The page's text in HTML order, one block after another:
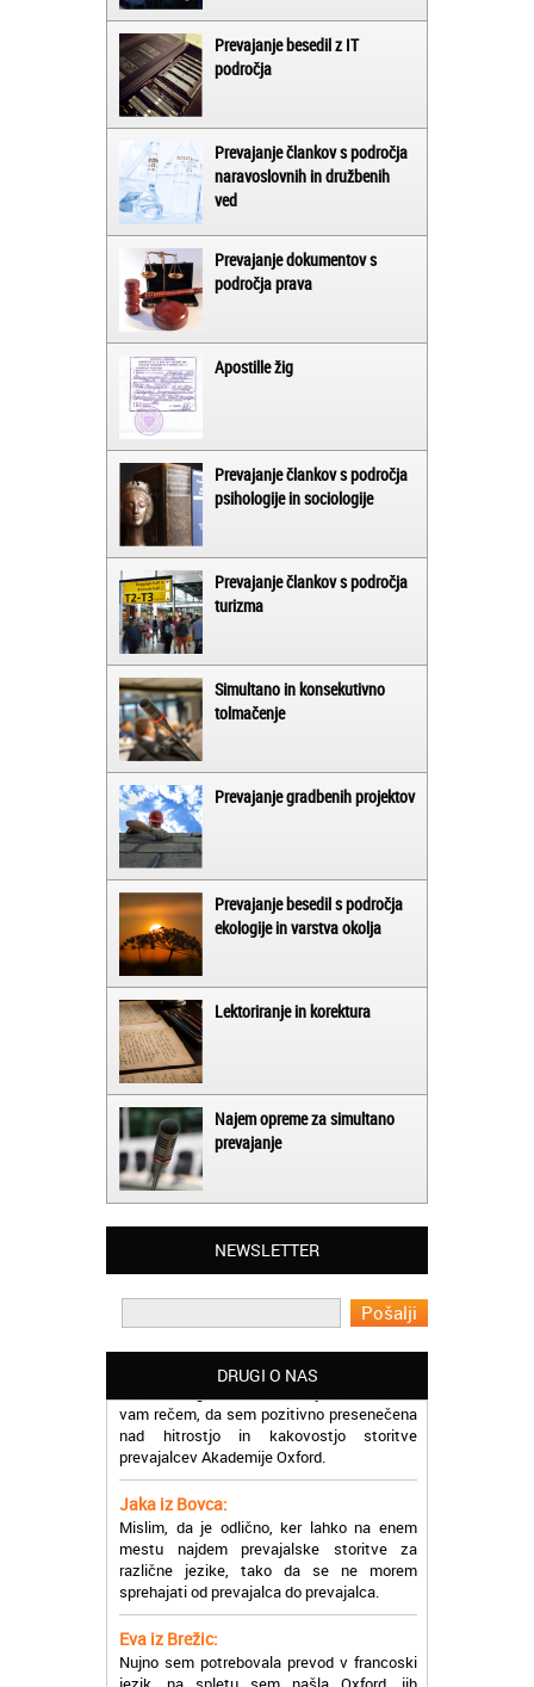
Prevajanje besedil z IT
področja
Prevajanje člankov s področja
naravoslovnih in družbenih
ved
Prevajanje dokumentov s
področja prava
Apostille žig
Prevajanje člankov s področja
psihologije in sociologije
Prevajanje člankov s področja
turizma
Simultano in konsekutivno
tolmačenje
Prevajanje gradbenih projektov
Prevajanje besedil s področja
ekologije in varstva okolja
Lektoriranje in korektura
Najem opreme za simultano
prevajanje
NEWSLETTER
DRUGI O NAS
Matjaž iz Ajdovščine:
Lahko pohvalim vse zaposlene v Akademiji
Oxford, ker so resnično profesionalni in
prevajalske storitve opravljajo hitro in
Potrebovala sem prevajanje iz
madžarskega v slovenski jezik in lahko
vam rečem, da sem pozitivno presenečena
nad hitrostjo in kakovostjo storitve
prevajalcev Akademije Oxford.
Jaka iz Bovca:
Mislim, da je odlično, ker lahko na enem
mestu najdem prevajalske storitve za
različne jezike, tako da se ne morem
sprehajati od prevajalca do prevajalca.
Eva iz Brežic:
jezik, na spletu sem našla Oxford, jih
poklicala in v roku nekaj ur sem po